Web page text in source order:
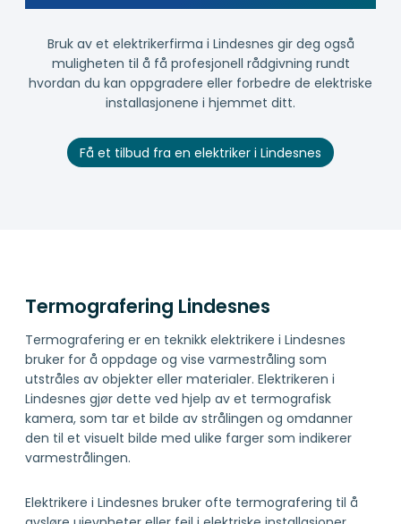
Bruk av et elektrikerfirma i Lindesnes gir deg også
muligheten til å få profesjonell rådgivning rundt
hvordan du kan oppgradere eller forbedre de elektriske
installasjonene i hjemmet ditt.
Få et tilbud fra en elektriker i Lindesnes
Termografering Lindesnes
Termografering er en teknikk elektrikere i Lindesnes
bruker for å oppdage og vise varmestråling som
utstråles av objekter eller materialer. Elektrikeren i
Lindesnes gjør dette ved hjelp av et termografisk
kamera, som tar et bilde av strålingen og omdanner
den til et visuelt bilde med ulike farger som indikerer
varmestrålingen.
Elektrikere i Lindesnes bruker ofte termografering til å